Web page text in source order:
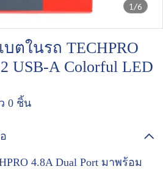
1/6
ตในรถ TECHPRO
USB-A Colorful LED
0 ชิ้น
4.8A Dual Port มาพร้อม